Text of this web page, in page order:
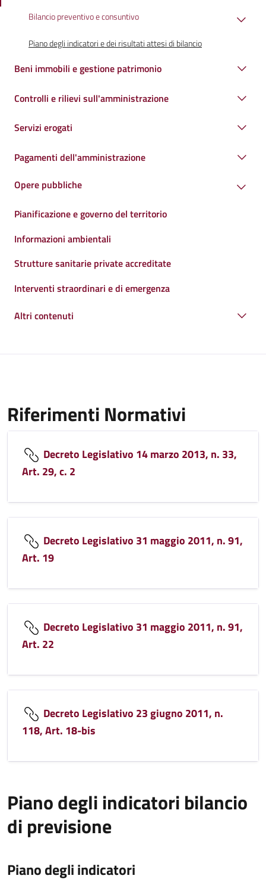
Bilancio preventivo e consuntivo
Piano degli indicatori e dei risultati attesi di bilancio
Beni immobili e gestione patrimonio
Controlli e rilievi sull'amministrazione
Servizi erogati
Pagamenti dell'amministrazione
Opere pubbliche
Pianificazione e governo del territorio
Informazioni ambientali
Strutture sanitarie private accreditate
Interventi straordinari e di emergenza
Altri contenuti
Riferimenti Normativi
Decreto Legislativo 14 marzo 2013, n. 33,
Art. 29, c. 2
Decreto Legislativo 31 maggio 2011, n. 91,
Art. 19
Decreto Legislativo 31 maggio 2011, n. 91,
Art. 22
Decreto Legislativo 23 giugno 2011, n.
118, Art. 18-bis
Piano degli indicatori bilancio
di previsione
Piano degli indicatori